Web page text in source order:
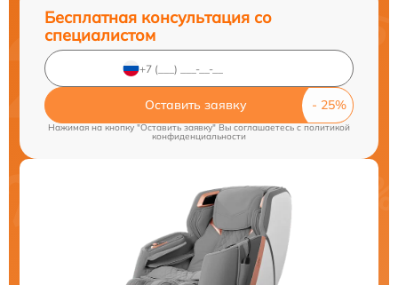
Бесплатная консультация со
специалистом
Оставить заявку
Нажимая на кнопку "Оставить заявку" Вы соглашаетесь cполитикой
конфиденциальности